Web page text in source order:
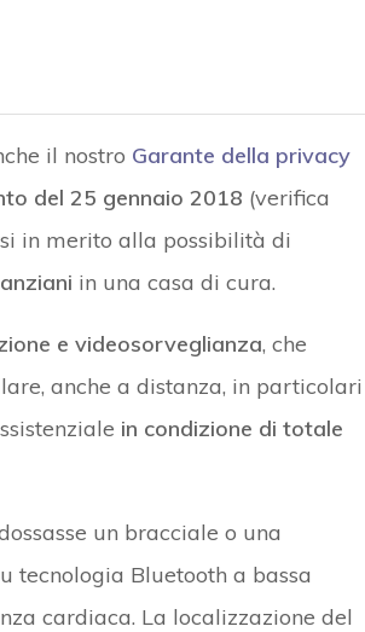
il nostro Garante della privacy
del 25 gennaio 2018 (verifica
in merito alla possibilità di
in una casa di cura.
e videosorveglianza, che
anche a distanza, in particolari
in condizione di totale
un bracciale o una
tecnologia Bluetooth a bassa
cardiaca. La localizzazione del